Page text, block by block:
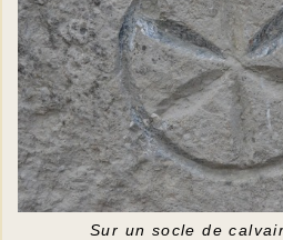
Sur un socle de